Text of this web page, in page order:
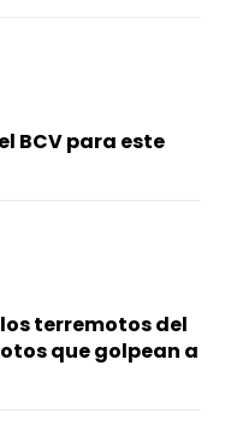
BCV para este
terremotos del
que golpean a